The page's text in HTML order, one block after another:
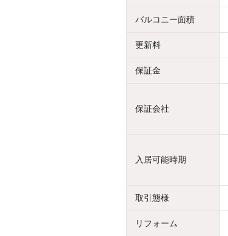
バルコニー面積
更新料
保証金
保証会社
入居可能時期
取引態様
リフォーム